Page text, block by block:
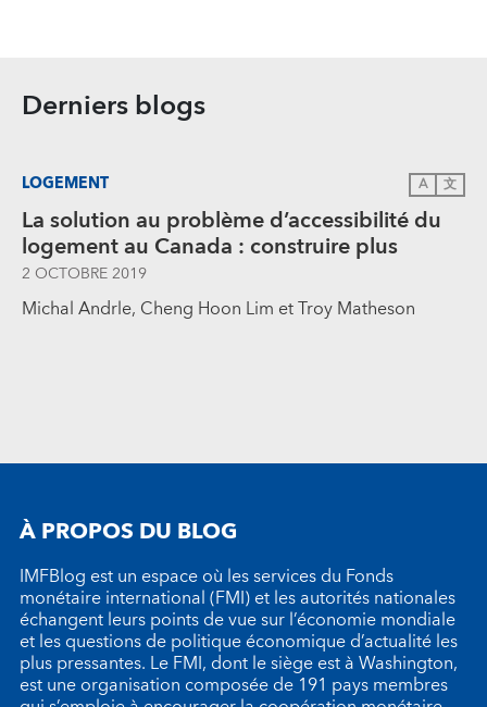
Derniers blogs
LOGEMENT A 文
La solution au problème d’accessibilité du
logement au Canada : construire plus
2 OCTOBRE 2019
Michal Andrle, Cheng Hoon Lim et Troy Matheson
À PROPOS DU BLOG
IMFBlog est un espace où les services du Fonds
monétaire international (FMI) et les autorités nationales
échangent leurs points de vue sur l’économie mondiale
et les questions de politique économique d’actualité les
plus pressantes. Le FMI, dont le siège est à Washington,
est une organisation composée de 191 pays membres